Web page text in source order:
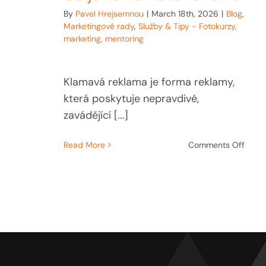
By Pavel Hrejsemnou | March 18th, 2026 | Blog,
Marketingové rady,Služby & Tipy - Fotokurzy,
marketing, mentoring
Klamavá reklama je forma reklamy,
která poskytuje nepravdivé,
zavádějící [...]
Read More Comments Offon